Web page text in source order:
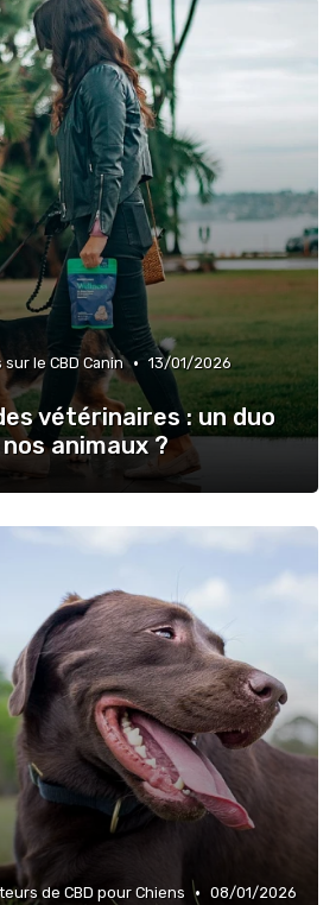
le CBD Canin • 13/01/2026
vétérinaires : un duo
animaux ?
de CBD pour Chiens • 08/01/2026